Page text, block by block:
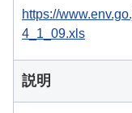
https://
4_1_09.xls
説明